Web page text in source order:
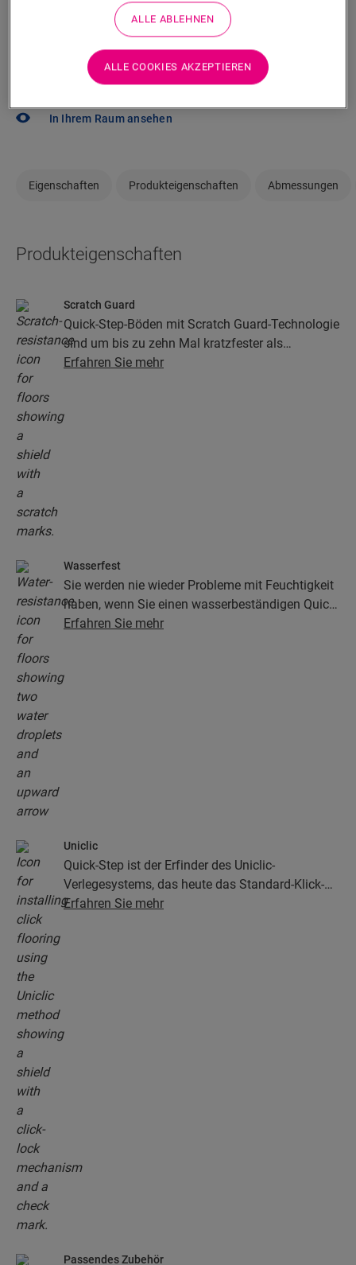
Sie sind sich nicht sicher, ob dieser Boden
zu Ihrem Stil und Ihren Bedürfnissen
In Ihrem Raum ansehen
Eigenschaften Produkteigenschaften Abmessungen
Produkteigenschaften
Scratch Guard
Quick-Step-Böden mit Scratch Guard-Technologie
sind um bis zu zehn Mal kratzfester als
herkömmliche Böden.
Erfahren Sie mehr
Wasserfest
Sie werden nie wieder Probleme mit Feuchtigkeit
haben, wenn Sie einen wasserbeständigen Quick-
Step-Boden wählen. Unsere Böden sehen nicht
Reinigung so einfach wie niemals zuvor!
Erfahren Sie mehr
Uniclic
Quick-Step ist der Erfinder des Uniclic-
Verlegesystems, das heute das Standard-Klick-
System ist. Mit dem revolutionären und
Erfahren Sie mehr
Passendes Zubehör
ALLE ABLEHNEN
ALLE COOKIES AKZEPTIEREN